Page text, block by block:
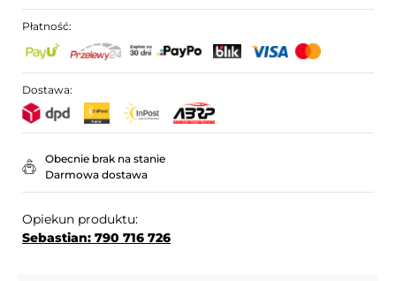
Płatność:
Dostawa:
Obecnie brak na stanie
Darmowa dostawa
Opiekun produktu:
Sebastian: 790 716 726